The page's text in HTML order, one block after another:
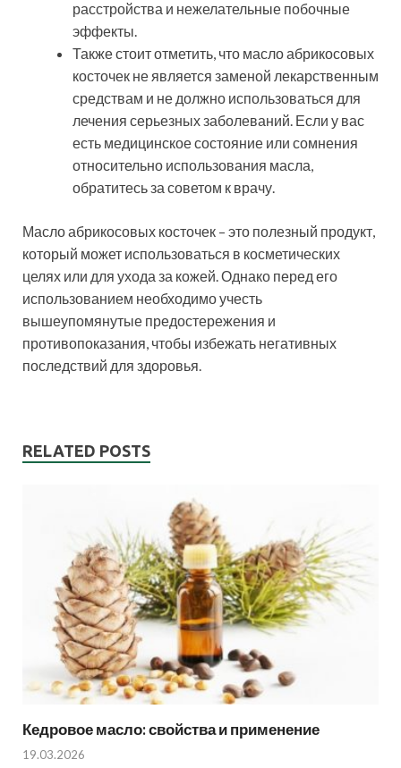
расстройства и нежелательные побочные
эффекты.
Также стоит отметить, что масло абрикосовых
косточек не является заменой лекарственным
средствам и не должно использоваться для
лечения серьезных заболеваний. Если у вас
есть медицинское состояние или сомнения
относительно использования масла,
обратитесь за советом к врачу.
Масло абрикосовых косточек – это полезный продукт,
который может использоваться в косметических
целях или для ухода за кожей. Однако перед его
использованием необходимо учесть
вышеупомянутые предостережения и
противопоказания, чтобы избежать негативных
последствий для здоровья.
RELATED POSTS
Кедровое масло: свойства и применение
19.03.2026